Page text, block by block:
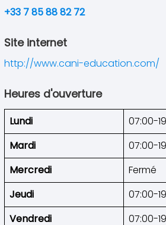
+33 7 85 88 82 72
Site internet
http://www.cani-education.com/
Heures d'ouverture
Lundi
07:00-
Mardi
07:00-
Mercredi
Fermé
Jeudi
07:00-
Vendredi
07:00-